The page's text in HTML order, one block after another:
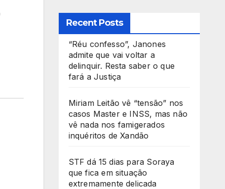
Recent Posts
“Réu confesso”, Janones
admite que vai voltar a
delinquir. Resta saber o que
fará a Justiça
Miriam Leitão vê “tensão” nos
casos Master e INSS, mas não
vê nada nos famigerados
inquéritos de Xandão
STF dá 15 dias para Soraya
que fica em situação
extremamente delicada